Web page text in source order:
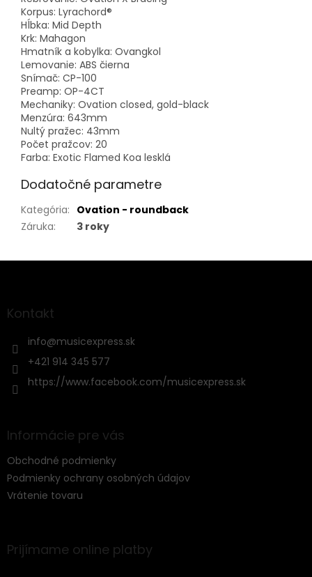
Korpus: Lyrachord®
Hĺbka: Mid Depth
Krk: Mahagon
Hmatník a kobylka: Ovangkol
Lemovanie: ABS čierna
Snímač: CP-100
Preamp: OP-4CT
Mechaniky: Ovation closed, gold-black
Menzúra: 643mm
Nultý pražec: 43mm
Počet pražcov: 20
Farba: Exotic Flamed Koa lesklá
Dodatočné parametre
Kategória: Ovation - roundback
Záruka: 3 roky
Z
äKontakt
info@musicexpress.sk
+421 914 345 577
https://www.facebook.com/musicexpress.sk
Informácie pre vás
Obchodné podmienky
Podmienky ochrany osobných údajov
Vrátenie tovaru
Prijímame online platby